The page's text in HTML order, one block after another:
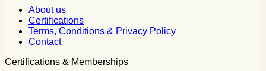
About us
Certifications
Terms, Conditions & Privacy Policy
Contact
Certifications & Memberships